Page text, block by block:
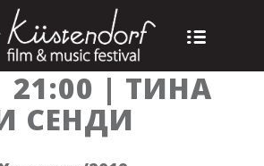
21:00 | ТИНА
СЕНДИ